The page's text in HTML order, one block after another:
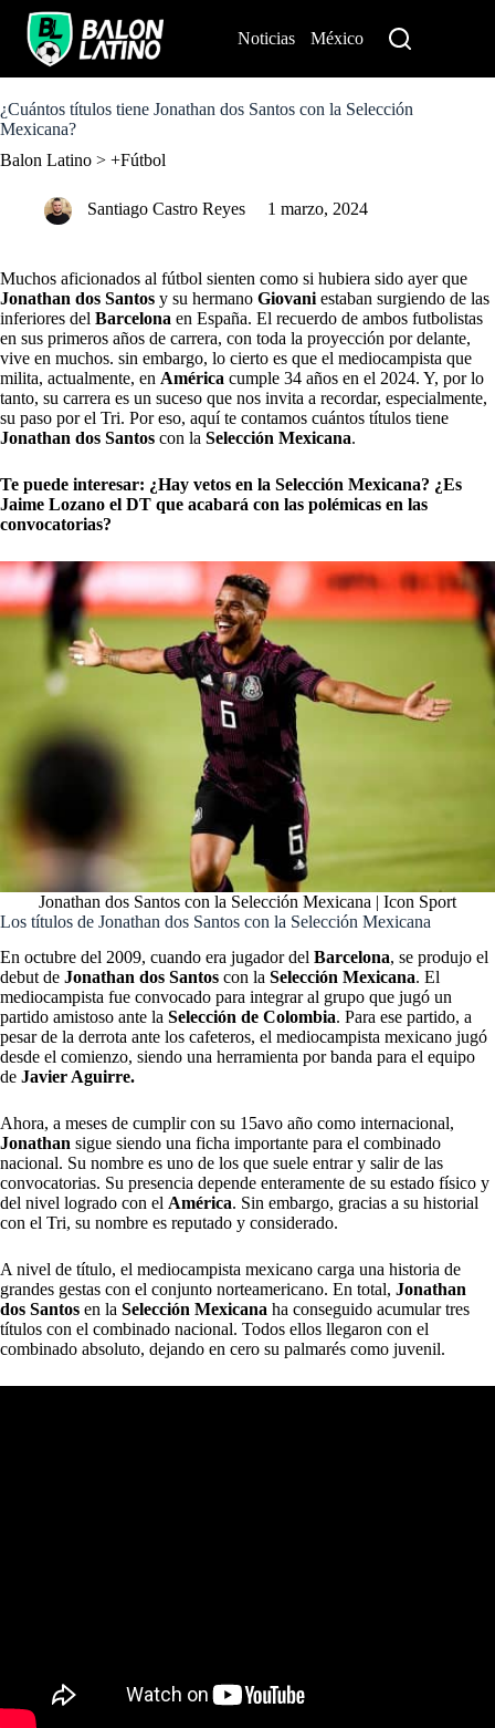
o
c
n
Noticias México
¿Cuántos títulos tiene Jonathan dos Santos con la Selección
Mexicana?
Balon Latino > +Fútbol
Santiago Castro Reyes 1 marzo, 2024
Muchos aficionados al fútbol sienten como si hubiera sido ayer que
Jonathan dos Santos y su hermano Giovani estaban surgiendo de las
inferiores del Barcelona en España. El recuerdo de ambos futbolistas
en sus primeros años de carrera, con toda la proyección por delante,
vive en muchos. sin embargo, lo cierto es que el mediocampista que
milita, actualmente, en América cumple 34 años en el 2024. Y, por lo
tanto, su carrera es un suceso que nos invita a recordar, especialmente,
su paso por el Tri. Por eso, aquí te contamos cuántos títulos tiene
Jonathan dos Santos con la Selección Mexicana.
Te puede interesar: ¿Hay vetos en la Selección Mexicana? ¿Es
Jaime Lozano el DT que acabará con las polémicas en las
convocatorias?
Jonathan dos Santos con la Selección Mexicana | Icon Sport
Los títulos de Jonathan dos Santos con la Selección Mexicana
En octubre del 2009, cuando era jugador del Barcelona, se produjo el
debut de Jonathan dos Santos con la Selección Mexicana. El
mediocampista fue convocado para integrar al grupo que jugó un
partido amistoso ante la Selección de Colombia. Para ese partido, a
pesar de la derrota ante los cafeteros, el mediocampista mexicano jugó
desde el comienzo, siendo una herramienta por banda para el equipo
de Javier Aguirre.
Ahora, a meses de cumplir con su 15avo año como internacional,
Jonathan sigue siendo una ficha importante para el combinado
nacional. Su nombre es uno de los que suele entrar y salir de las
convocatorias. Su presencia depende enteramente de su estado físico y
del nivel logrado con el América. Sin embargo, gracias a su historial
con el Tri, su nombre es reputado y considerado.
A nivel de título, el mediocampista mexicano carga una historia de
grandes gestas con el conjunto norteamericano. En total, Jonathan
dos Santos en la Selección Mexicana ha conseguido acumular tres
títulos con el combinado nacional. Todos ellos llegaron con el
combinado absoluto, dejando en cero su palmarés como juvenil.